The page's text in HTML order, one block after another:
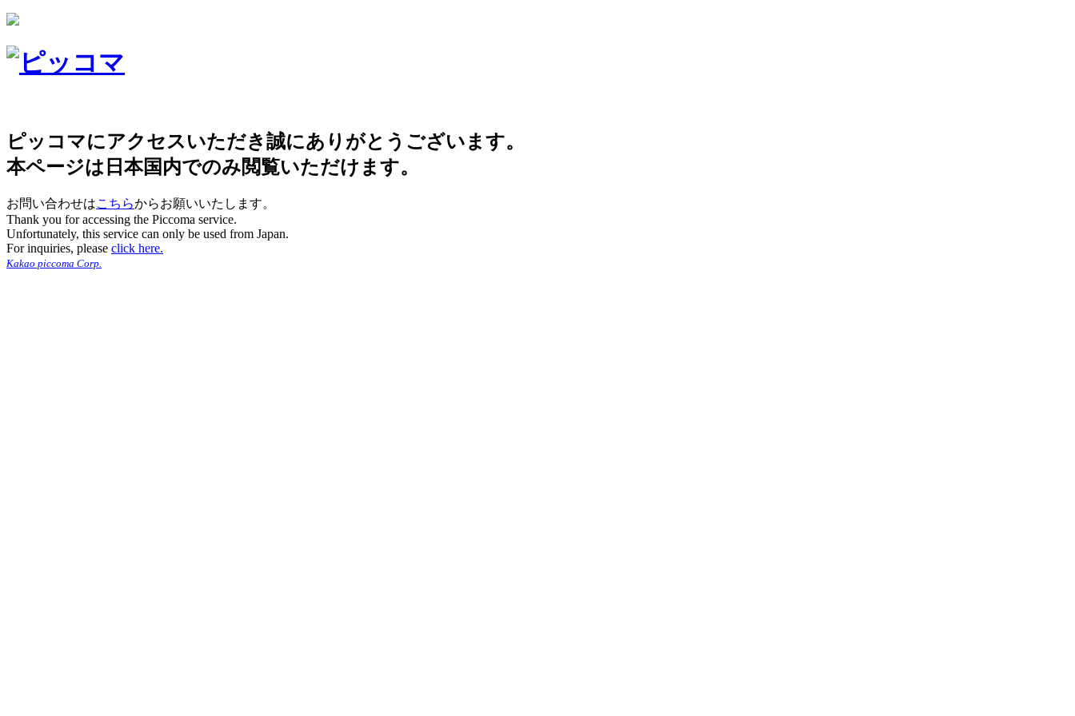
ピッコマにアクセスいただき誠にありがとうございます。
本ページは日本国内でのみ閲覧いただけます。
お問い合わせはこちらからお願いいたします。
Thank you for accessing the Piccoma service.
Unfortunately, this service can only be used from Japan.
For inquiries, please click here.
Kakao piccoma Corp.